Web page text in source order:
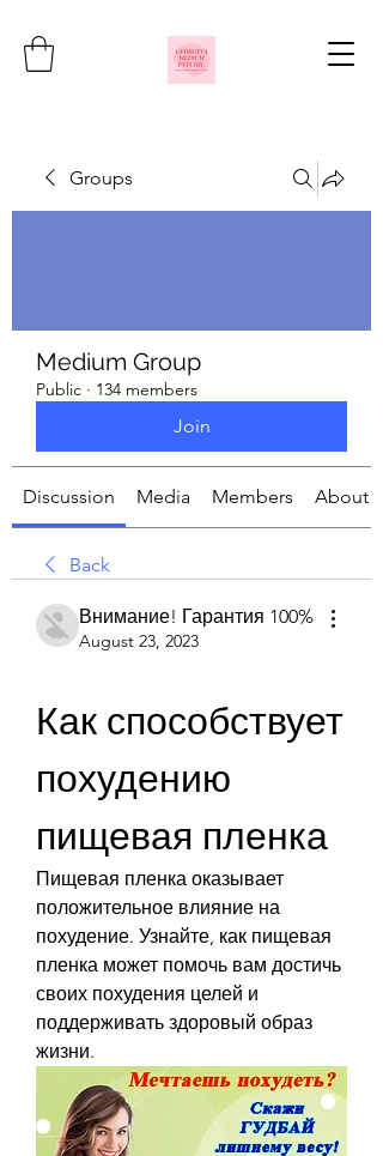
Groups
Medium Group
Public · 134 members
Join
Discussion Media Members About
Back
Внимание! Гарантия 100%
August 23, 2023
Как способствует
похудению
пищевая пленка
Пищевая пленка оказывает
положительное влияние на
похудение. Узнайте, как пищевая
пленка может помочь вам достичь
своих похудения целей и
поддерживать здоровый образ
жизни.